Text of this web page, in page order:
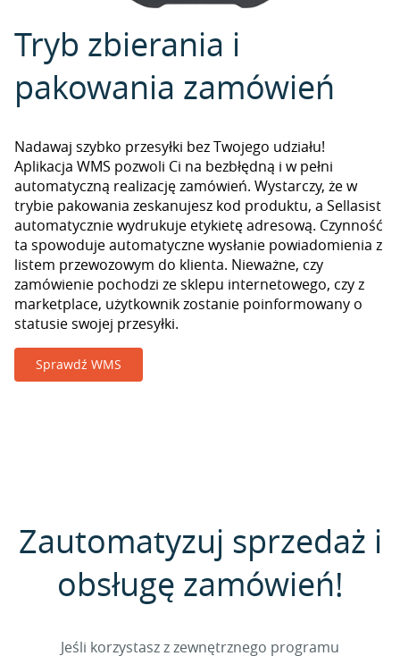
Tryb zbierania i
pakowania zamówień
Nadawaj szybko przesyłki bez Twojego udziału!
Aplikacja WMS pozwoli Ci na bezbłędną i w pełni
automatyczną realizację zamówień. Wystarczy, że w
trybie pakowania zeskanujesz kod produktu, a Sellasist
automatycznie wydrukuje etykietę adresową. Czynność
ta spowoduje automatyczne wysłanie powiadomienia z
listem przewozowym do klienta. Nieważne, czy
zamówienie pochodzi ze sklepu internetowego, czy z
marketplace, użytkownik zostanie poinformowany o
statusie swojej przesyłki.
Sprawdź WMS
Zautomatyzuj sprzedaż i
obsługę zamówień!
Jeśli korzystasz z zewnętrznego programu